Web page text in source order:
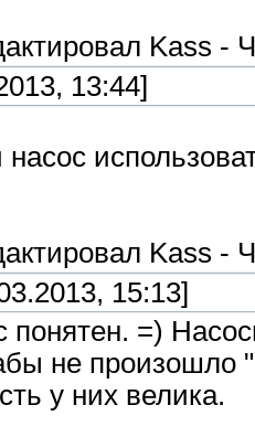
Kass -
13:44]
насос
Kass -
15:13]
понятен. =)
не произошло
у них велика.